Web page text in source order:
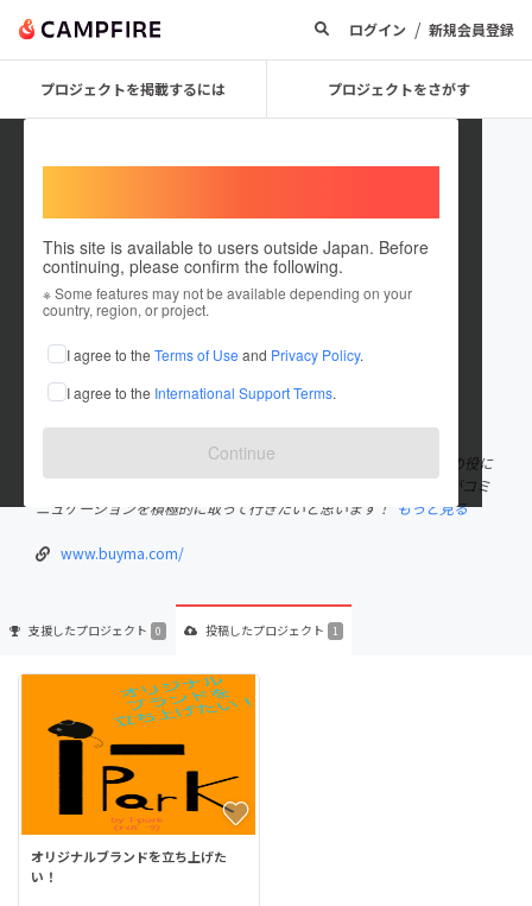
ログイン / 新規会員登録
プロジェクトを掲載するには プロジェクトをさがす
This site is available to users outside Japan. Before
continuing, please confirm the following.
※ Some features may not be available depending on your
country, region, or project.
I agree to the Terms of Use and Privacy Policy.
I agree to the International Support Terms.
Continue
saya09
これまでに1件のプロジェクトを投稿しています
在住国：日本 現在地：岩手県
出身国：日本 出身地：岩手県
東北を愛し、東北に生まれて良かったと誇りに思っています。 人の役に
立ちたいと思う反面人見知りな者でお話しがとても下手なのですがコミ
ニュケーションを積極的に取って行きたいと思います！
もっと見る
www.buyma.com/
支援したプロジェクト 0 投稿したプロジェクト 1
オリジナルブランドを立ち上げた
い！